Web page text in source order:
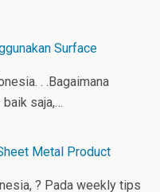
Surface
. .Bagaimana
baik saja,…
Metal Product
? Pada weekly tips